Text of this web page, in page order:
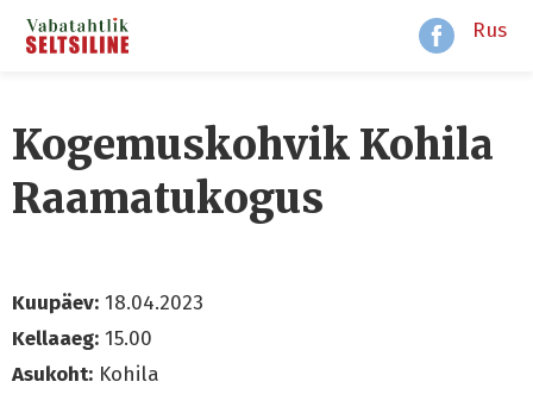
Rus
Kogemuskohvik Kohila
Raamatukogus
Kuupäev: 18.04.2023
Kellaaeg: 15.00
Asukoht: Kohila